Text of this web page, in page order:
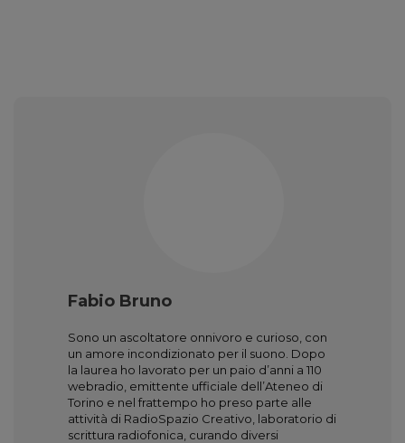
Fabio Bruno
Sono un ascoltatore onnivoro e curioso, con
un amore incondizionato per il suono. Dopo
la laurea ho lavorato per un paio d’anni a 110
webradio, emittente ufficiale dell’Ateneo di
Torino e nel frattempo ho preso parte alle
attività di RadioSpazio Creativo, laboratorio di
scrittura radiofonica, curando diversi